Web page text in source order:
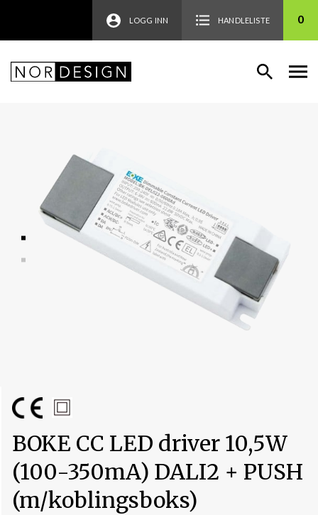
LOGG INN HANDLELISTE 0
BOKE CC LED driver 10,5W
(100-350mA) DALI2 + PUSH
(m/koblingsboks)